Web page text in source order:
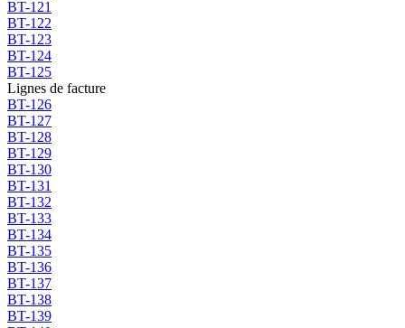
BT-121
BT-122
BT-123
BT-124
BT-125
Lignes de facture
BT-126
BT-127
BT-128
BT-129
BT-130
BT-131
BT-132
BT-133
BT-134
BT-135
BT-136
BT-137
BT-138
BT-139